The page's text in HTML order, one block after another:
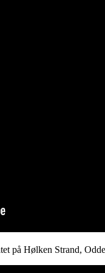
på Hølken Strand,